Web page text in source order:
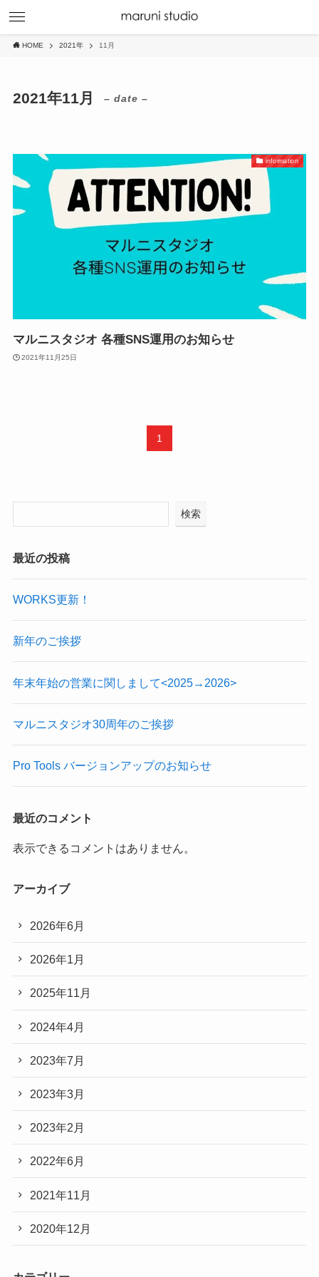
HOME 2021年 11月
2021年11月 – date –
information
マルニスタジオ 各種SNS運用のお知らせ
2021年11月25日
1
検索
最近の投稿
WORKS更新！
新年のご挨拶
年末年始の営業に関しまして<2025→2026>
マルニスタジオ30周年のご挨拶
Pro Tools バージョンアップのお知らせ
最近のコメント
表示できるコメントはありません。
アーカイブ
2026年6月
2026年1月
2025年11月
2024年4月
2023年7月
2023年3月
2023年2月
2022年6月
2021年11月
2020年12月